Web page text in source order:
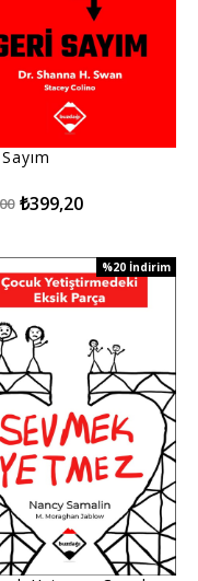
₺399,20
%20 İndirim
%20İndirim